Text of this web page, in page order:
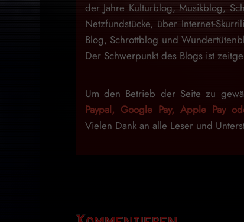
der Jahre Kulturblog, Musikblog,
Netzfundstücke, über Internet-
Blog, Schrottblog und
Der Schwerpunkt des Blogs ist
Um den Betrieb der Seite zu
Paypal, Google Pay, Apple Pay
Vielen Dank an alle Leser und